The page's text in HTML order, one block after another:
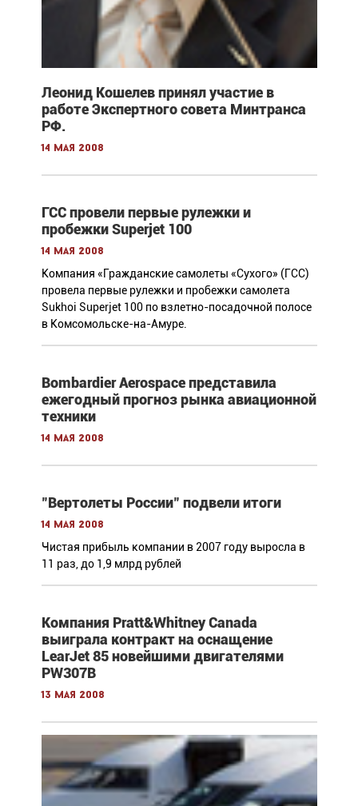
Леонид Кошелев принял участие в
работе Экспертного совета Минтранса
РФ.
14 мая 2008
ГСС провели первые рулежки и
пробежки Superjet 100
14 мая 2008
Компания «Гражданские самолеты «Сухого» (ГСС)
провела первые рулежки и пробежки самолета
Sukhoi Superjet 100 по взлетно-посадочной полосе
в Комсомольске-на-Амуре.
Bombardier Aerospace представила
ежегодный прогноз рынка авиационной
техники
14 мая 2008
"Вертолеты России" подвели итоги
14 мая 2008
Чистая прибыль компании в 2007 году выросла в
11 раз, до 1,9 млрд рублей
Компания Pratt&Whitney Canada
выиграла контракт на оснащение
LearJet 85 новейшими двигателями
PW307B
13 мая 2008